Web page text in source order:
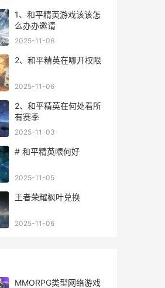
1、和平精英游戏该该怎
么办办邀请
2025-11-06
2、和平精英在哪开权限
2025-11-06
2、和平精英在何处看所
有赛季
2025-11-03
# 和平精英喂何好
2025-11-05
王者荣耀枫叶兑换
2025-11-06
MMORPG类型网络游戏